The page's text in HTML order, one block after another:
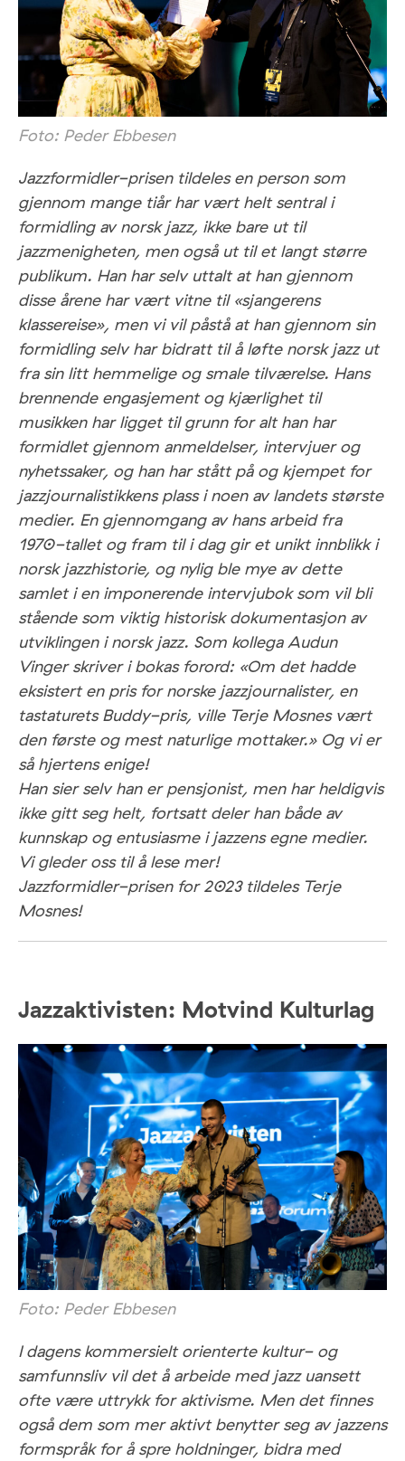
Foto: Peder Ebbesen
Jazzformidler-prisen tildeles en person som
gjennom mange tiår har vært helt sentral i
formidling av norsk jazz, ikke bare ut til
jazzmenigheten, men også ut til et langt større
publikum. Han har selv uttalt at han gjennom
disse årene har vært vitne til «sjangerens
klassereise», men vi vil påstå at han gjennom sin
formidling selv har bidratt til å løfte norsk jazz ut
fra sin litt hemmelige og smale tilværelse. Hans
brennende engasjement og kjærlighet til
musikken har ligget til grunn for alt han har
formidlet gjennom anmeldelser, intervjuer og
nyhetssaker, og han har stått på og kjempet for
jazzjournalistikkens plass i noen av landets største
medier. En gjennomgang av hans arbeid fra
1970-tallet og fram til i dag gir et unikt innblikk i
norsk jazzhistorie, og nylig ble mye av dette
samlet i en imponerende intervjubok som vil bli
stående som viktig historisk dokumentasjon av
utviklingen i norsk jazz. Som kollega Audun
Vinger skriver i bokas forord: «Om det hadde
eksistert en pris for norske jazzjournalister, en
tastaturets Buddy-pris, ville Terje Mosnes vært
den første og mest naturlige mottaker.» Og vi er
så hjertens enige!
Han sier selv han er pensjonist, men har heldigvis
ikke gitt seg helt, fortsatt deler han både av
kunnskap og entusiasme i jazzens egne medier.
Vi gleder oss til å lese mer!
Jazzformidler-prisen for 2023 tildeles Terje
Mosnes!
Jazzaktivisten: Motvind Kulturlag
Foto: Peder Ebbesen
I dagens kommersielt orienterte kultur- og
samfunnsliv vil det å arbeide med jazz uansett
ofte være uttrykk for aktivisme. Men det finnes
også dem som mer aktivt benytter seg av jazzens
formspråk for å spre holdninger, bidra med